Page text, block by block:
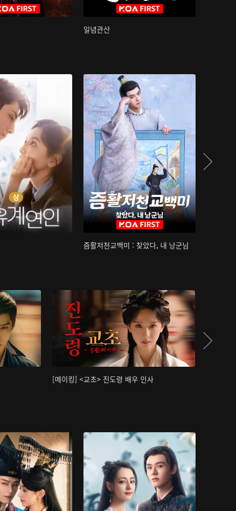
일념관산
즘활저천교백미 : 찾았다, 내 낭군님
[메이킹] <교초> 진도령 배우 인사